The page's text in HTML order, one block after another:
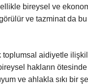
bireysel ve
ve tazminat da
aidiyetle
hakların
ve ahlakla sıkı bir